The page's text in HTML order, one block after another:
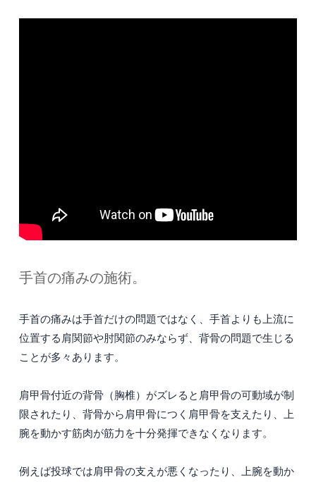
手首の痛みの施術。
手首の痛みは手首だけの問題ではなく、手首よりも上流に
位置する肩関節や肘関節のみならず、背骨の問題で生じる
ことが多々あります。
肩甲骨付近の背骨（胸椎）がズレると肩甲骨の可動域が制
限されたり、背骨から肩甲骨につく肩甲骨を支えたり、上
腕を動かす筋肉が筋力を十分発揮できなくなります。
例えば投球では肩甲骨の支えが悪くなったり、上腕を動か